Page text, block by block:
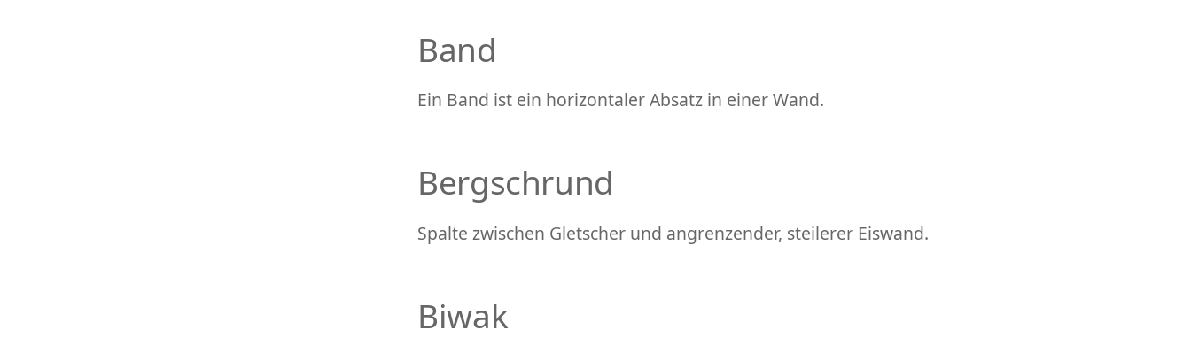
Band
Ein Band ist ein horizontaler Absatz in einer Wand.
Bergschrund
Spalte zwischen Gletscher und angrenzender, steilerer Eiswand.
Biwak